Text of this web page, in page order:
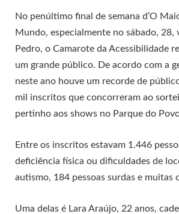
No penúltimo final de semana d’O
Mundo, especialmente no sábado, 28,
Pedro, o Camarote da Acessibilidade
um grande público. De acordo com a
neste ano houve um recorde de
mil inscritos que concorreram ao
pertinho aos shows no Parque do
Entre os inscritos estavam 1.446
deficiência física ou dificuldades de
autismo, 184 pessoas surdas e muitas
Uma delas é Lara Araújo, 22 anos,